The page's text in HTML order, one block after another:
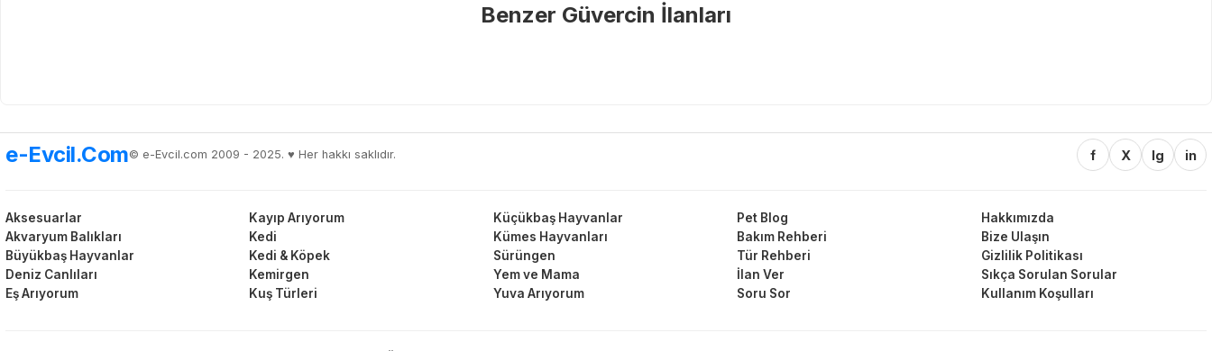
Benzer Güvercin İlanları
e-Evcil.Com© e-Evcil.com 2009 - 2025. ♥️ Her hakkı saklıdır. f X Ig in
Aksesuarlar
Akvaryum Balıkları
Büyükbaş Hayvanlar
Deniz Canlıları
Eş Arıyorum
Kayıp Arıyorum
Kedi
Kedi & Köpek
Kemirgen
Kuş Türleri
Küçükbaş Hayvanlar
Kümes Hayvanları
Sürüngen
Yem ve Mama
Yuva Arıyorum
Pet Blog
Bakım Rehberi
Tür Rehberi
İlan Ver
Soru Sor
Hakkımızda
Bize Ulaşın
Gizlilik Politikası
Sıkça Sorulan Sorular
Kullanım Koşulları